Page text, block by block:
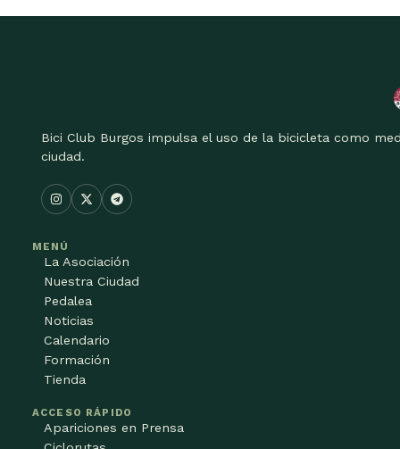
Bici Club Burgos impulsa el uso de la bicicleta como
ciudad.
MENÚ
La Asociación
Nuestra Ciudad
Pedalea
Noticias
Calendario
Formación
Tienda
ACCESO RÁPIDO
Apariciones en Prensa